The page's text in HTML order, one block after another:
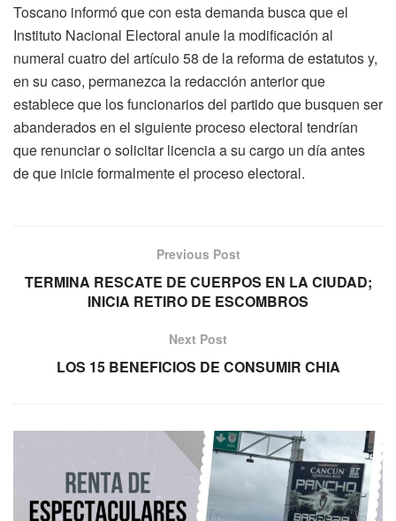
Toscano informó que con esta demanda busca que el
Instituto Nacional Electoral anule la modificación al
numeral cuatro del artículo 58 de la reforma de estatutos y,
en su caso, permanezca la redacción anterior que
establece que los funcionarios del partido que busquen ser
abanderados en el siguiente proceso electoral tendrían
que renunciar o solicitar licencia a su cargo un día antes
de que inicie formalmente el proceso electoral.
Previous Post
TERMINA RESCATE DE CUERPOS EN LA CIUDAD;
INICIA RETIRO DE ESCOMBROS
Next Post
LOS 15 BENEFICIOS DE CONSUMIR CHIA